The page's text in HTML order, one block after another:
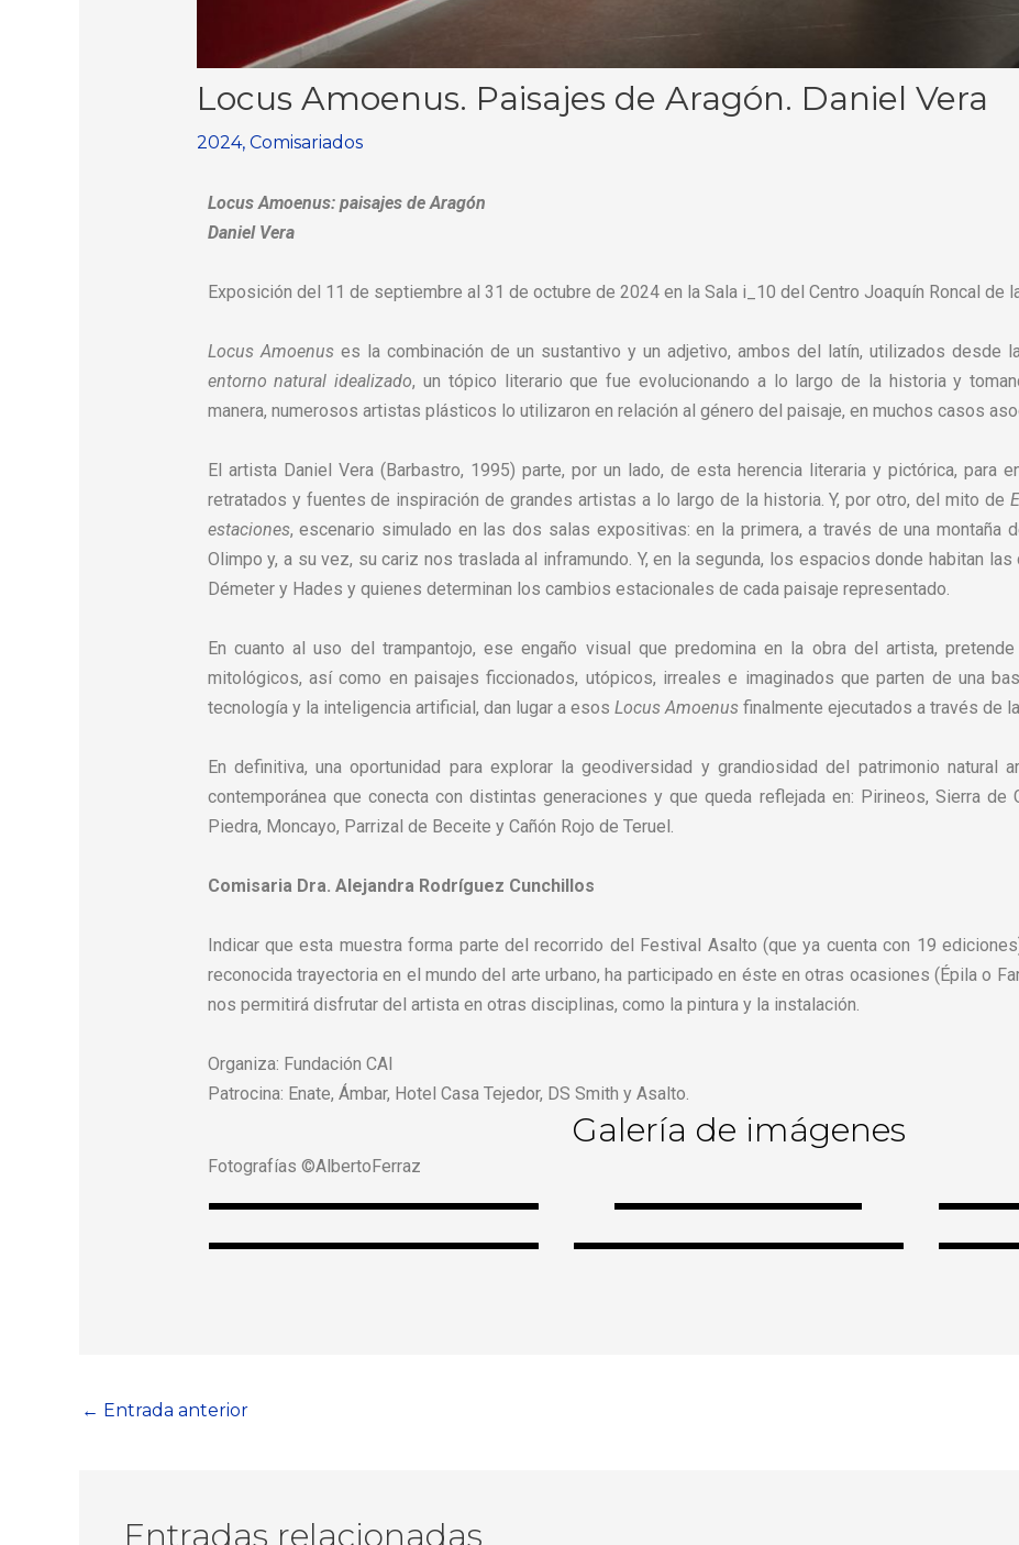
Locus Amoenus. Paisajes de Aragón. Daniel Vera
2024, Comisariados
Locus Amoenus: paisajes de Aragón
Daniel Vera
Exposición del 11 de septiembre al 31 de octubre de 2024 en la Sala i_10 del Centro Joaquín Roncal de
Locus Amoenuses la combinación de un sustantivo y un adjetivo, ambos del latín, utilizados desde
entorno natural idealizado, un tópico literario que fue evolucionando a lo largo de la historia y
manera, numerosos artistas plásticos lo utilizaron en relación al género del paisaje, en muchos casos
El artista Daniel Vera (Barbastro, 1995) parte, por un lado, de esta herencia literaria y pictórica, para
retratados y fuentes de inspiración de grandes artistas a lo largo de la historia. Y, por otro, del mito de
estaciones, escenario simulado en las dos salas expositivas: en la primera, a través de una montaña
Olimpo y, a su vez, su cariz nos traslada al inframundo. Y, en la segunda, los espacios donde habitan
Démeter y Hades y quienes determinan los cambios estacionales de cada paisaje representado.
En cuanto al uso del trampantojo, ese engaño visual que predomina en la obra del artista,
mitológicos, así como en paisajes ficcionados, utópicos, irreales e imaginados que parten de una
tecnología y la inteligencia artificial, dan lugar a esos Locus Amoenusfinalmente ejecutados a través de
En definitiva, una oportunidad para explorar la geodiversidad y grandiosidad del patrimonio natural
contemporánea que conecta con distintas generaciones y que queda reflejada en: Pirineos, Sierra de
Piedra, Moncayo, Parrizal de Beceite y Cañón Rojo de Teruel.
Comisaria Dra. Alejandra Rodríguez Cunchillos
Indicar que esta muestra forma parte del recorrido del Festival Asalto (que ya cuenta con 19
reconocida trayectoria en el mundo del arte urbano, ha participado en éste en otras ocasiones (Épila o
nos permitirá disfrutar del artista en otras disciplinas, como la pintura y la instalación.
Organiza: Fundación CAI
Patrocina: ​Enate, Ámbar, Hotel Casa Tejedor​, DS Smith​ y Asalto​.
Galería de imágenes
Fotografías ©AlbertoFerraz
← Entrada anterior
Entradas relacionadas